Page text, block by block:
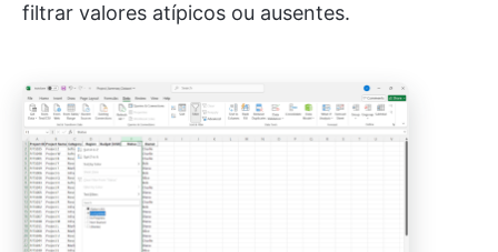
filtrar valores atípicos ou ausentes.